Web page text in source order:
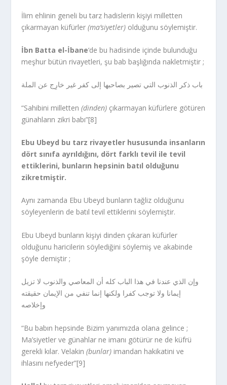
İlim ehlinin geneli bu tarz hadislerin kişiyi milletten
çıkarmayan küfürler(ma’siyetler) olduğunu söylemiştir.
İbn Batta el-İbane‘de bu hadisinde içinde bulunduğu
meşhur bütün rivayetleri, şu bab başlığında nakletmiştir ;
باب ذكر الذنوب التي تصير بصاحبها إلى كفر غير خارِج عن الملة
“Sahibini milletten(dinden) çıkarmayan küfürlere götüren
günahların zikri babı”[8]
Ebu Ubeyd bu tarz rivayetler hususunda insanların
dört sınıfa ayrıldığını, dört farklı tevil ile tevil
ettiklerini, bunların hepsinin batıl olduğunu
zikretmiştir.
Aynı zamanda Ebu Ubeyd bunların tağliz olduğunu
söyleyenlerin de batıl tevil ettiklerini söylemiştir.
Ebu Ubeyd bunların kişiyi dinden çıkaran küfürler
olduğunu haricilerin söylediğini söylemiş ve akabinde
şöyle demiştir ;
وإن الذي عندنا في هذا الباب كله أن المعاصي والذنوب لا تزيل
إيمانا ولا توجب كفرا ولكنها إنما تنفي من الإيمان حقيقته
وإخلاصه
“Bu babın hepsinde Bizim yanımızda olana gelince ;
Ma’siyetler ve günahlar ne imanı götürür ne de küfrü
gerekli kılar. Velakin(bunlar) imandan hakikatini ve
ihlasını nefyeder”[9]